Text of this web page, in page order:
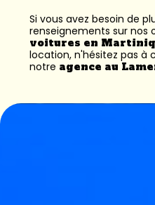
Si vous avez besoin de
renseignements sur nos
voitures en
location, n'hésitez pas
notre agence au